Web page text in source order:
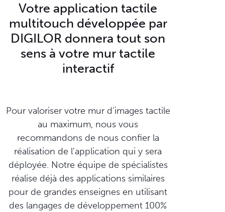
Votre application tactile
multitouch développée par
DIGILOR donnera tout son
sens à votre mur tactile
interactif
Pour valoriser votre mur d’images tactile
au maximum, nous vous
recommandons de nous confier la
réalisation de l’application qui y sera
déployée. Notre équipe de spécialistes
réalise déjà des applications similaires
pour de grandes enseignes en utilisant
des langages de développement 100%